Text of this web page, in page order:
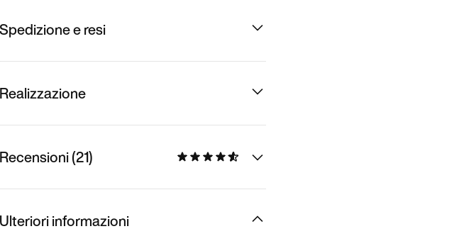
Spedizione e resi
Realizzazione
Recensioni (21)
Ulteriori informazioni